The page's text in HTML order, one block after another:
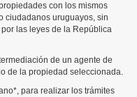
con los mismos
ciudadanos uruguayos, sin
las leyes de la República
de un agente de
de la propiedad seleccionada.
para realizar los trámites